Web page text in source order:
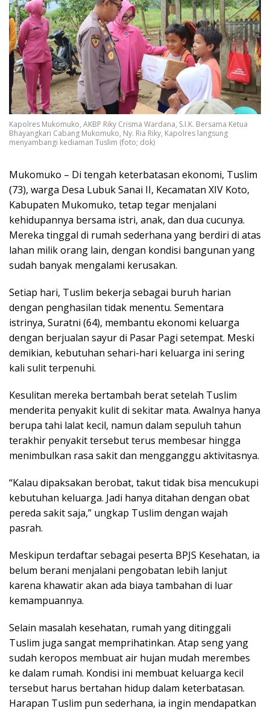
Kapolres Mukomuko, AKBP Riky Crisma Wardana, S.I.K. Bersama Ketua
Bhayangkari Cabang Mukomuko, Ny. Ria Riky, Kapolres langsung
menyambangi kediaman Tuslim (foto; dok)
Mukomuko – Di tengah keterbatasan ekonomi, Tuslim
(73), warga Desa Lubuk Sanai II, Kecamatan XIV Koto,
Kabupaten Mukomuko, tetap tegar menjalani
kehidupannya bersama istri, anak, dan dua cucunya.
Mereka tinggal di rumah sederhana yang berdiri di atas
lahan milik orang lain, dengan kondisi bangunan yang
sudah banyak mengalami kerusakan.
Setiap hari, Tuslim bekerja sebagai buruh harian
dengan penghasilan tidak menentu. Sementara
istrinya, Suratni (64), membantu ekonomi keluarga
dengan berjualan sayur di Pasar Pagi setempat. Meski
demikian, kebutuhan sehari-hari keluarga ini sering
kali sulit terpenuhi.
Kesulitan mereka bertambah berat setelah Tuslim
menderita penyakit kulit di sekitar mata. Awalnya hanya
berupa tahi lalat kecil, namun dalam sepuluh tahun
terakhir penyakit tersebut terus membesar hingga
menimbulkan rasa sakit dan mengganggu aktivitasnya.
“Kalau dipaksakan berobat, takut tidak bisa mencukupi
kebutuhan keluarga. Jadi hanya ditahan dengan obat
pereda sakit saja,” ungkap Tuslim dengan wajah
pasrah.
Meskipun terdaftar sebagai peserta BPJS Kesehatan, ia
belum berani menjalani pengobatan lebih lanjut
karena khawatir akan ada biaya tambahan di luar
kemampuannya.
Selain masalah kesehatan, rumah yang ditinggali
Tuslim juga sangat memprihatinkan. Atap seng yang
sudah keropos membuat air hujan mudah merembes
ke dalam rumah. Kondisi ini membuat keluarga kecil
tersebut harus bertahan hidup dalam keterbatasan.
Harapan Tuslim pun sederhana, ia ingin mendapatkan